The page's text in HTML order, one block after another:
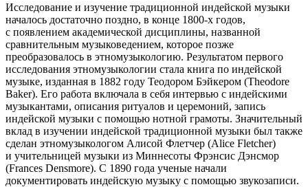
Исследование и изучение традиционной индейской музыки
началось достаточно поздно, в конце 1800-х годов,
с появлением академической дисциплины, названной
сравнительным музыковедением, которое позже
преобразовалось в этномузыкологию. Результатом первого
исследования этномузыкологии стала книга по индейской
музыке, изданная в 1882 году Теодором Бэйкером (Theodore
Baker). Его работа включала в себя интервью с индейскими
музыкантами, описания ритуалов и церемоний, запись
индейской музыки с помощью нотной грамоты. Значительный
вклад в изучении индейской традиционной музыки был также
сделан этномузыкологом Алисой Флетчер (Alice Fletcher)
и учительницей музыки из Миннесоты Фрэнсис Дэнсмор
(Frances Densmore). С 1890 года ученые начали
документировать индейскую музыку с помощью звукозаписи.